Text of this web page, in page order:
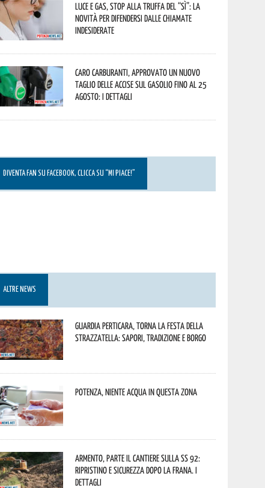
Luce e gas, stop alla truffa del “Sì”: la
novità per difendersi dalle chiamate
indesiderate
Caro carburanti, approvato un nuovo
taglio delle accise sul gasolio fino al 25
agosto: i dettagli
DIVENTA FAN SU FACEBOOK, CLICCA SU “MI PIACE!”
ALTRE NEWS
Guardia Perticara, torna la Festa della
Strazzatella: sapori, tradizione e borgo
Potenza, niente acqua in questa zona
Armento, parte il cantiere sulla SS 92:
ripristino e sicurezza dopo la frana. I
dettagli